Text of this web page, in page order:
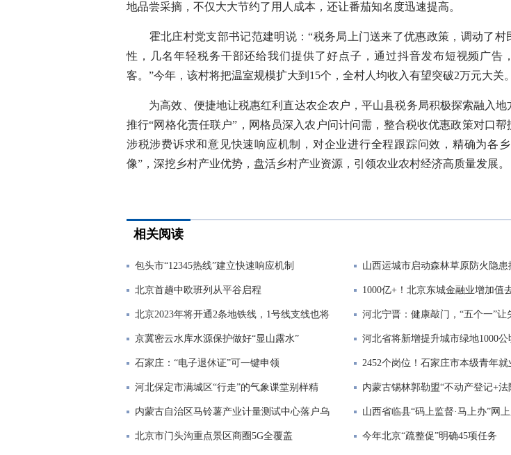
地品尝采摘，不仅大大节约了用人成本，还让番茄知名度迅速提高。
霍北庄村党支部书记范建明说：“税务局上门送来了优惠政策，调动了村
性，几名年轻税务干部还给我们提供了好点子，通过抖音发布短视频广告
客。”今年，该村将把温室规模扩大到15个，全村人均收入有望突破2万元大关。
为高效、便捷地让税惠红利直达农企农户，平山县税务局积极探索融入地
推行“网格化责任联户”，网格员深入农户问计问需，整合税收优惠政策对口帮
涉税涉费诉求和意见快速响应机制，对企业进行全程跟踪问效，精确为各
像”，深挖乡村产业优势，盘活乡村产业资源，引领农业农村经济高质量发展。
相关阅读
包头市“12345热线”建立快速响应机制 山西运城市启动森林草原防火隐患
北京首趟中欧班列从平谷启程 1000亿+！北京东城金融业增加值
北京2023年将开通2条地铁线，1号线支线也将 河北宁晋：健康敲门，“五个一”让
京冀密云水库水源保护做好“显山露水” 河北省将新增提升城市绿地1000公
石家庄：“电子退休证”可一键申领 2452个岗位！石家庄市本级青年
河北保定市满城区“行走”的气象课堂别样精 内蒙古锡林郭勒盟“不动产登记+法
内蒙古自治区马铃薯产业计量测试中心落户乌 山西省临县“码上监督·马上办”网
北京市门头沟重点景区商圈5G全覆盖 今年北京“疏整促”明确45项任务